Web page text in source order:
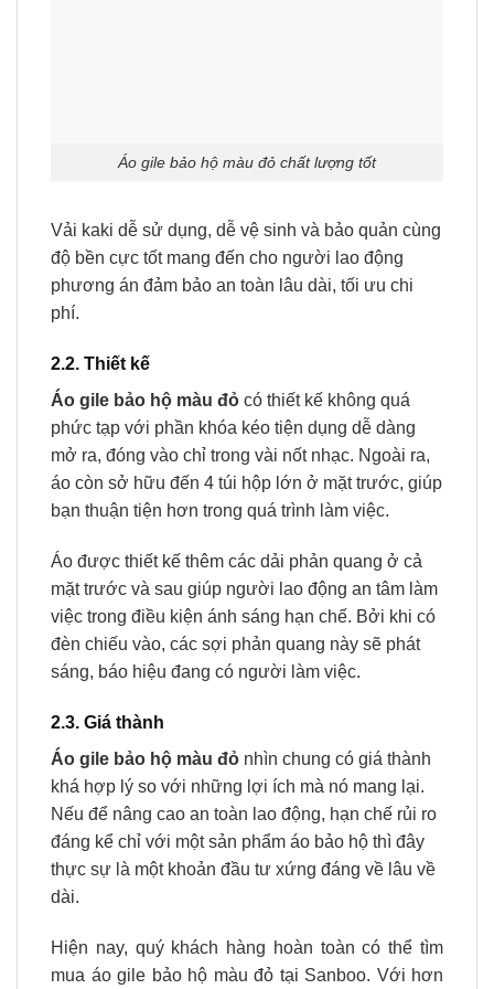
Áo gile bảo hộ màu đỏ chất lượng tốt
Vải kaki dễ sử dụng, dễ vệ sinh và bảo quản cùng
độ bền cực tốt mang đến cho người lao động
phương án đảm bảo an toàn lâu dài, tối ưu chi
phí.
2.2. Thiết kế
Áo gile bảo hộ màu đỏ có thiết kế không quá
phức tạp với phần khóa kéo tiện dụng dễ dàng
mở ra, đóng vào chỉ trong vài nốt nhạc. Ngoài ra,
áo còn sở hữu đến 4 túi hộp lớn ở mặt trước, giúp
bạn thuận tiện hơn trong quá trình làm việc.
Áo được thiết kế thêm các dải phản quang ở cả
mặt trước và sau giúp người lao động an tâm làm
việc trong điều kiện ánh sáng hạn chế. Bởi khi có
đèn chiếu vào, các sợi phản quang này sẽ phát
sáng, báo hiệu đang có người làm việc.
2.3. Giá thành
Áo gile bảo hộ màu đỏ nhìn chung có giá thành
khá hợp lý so với những lợi ích mà nó mang lại.
Nếu để nâng cao an toàn lao động, hạn chế rủi ro
đáng kể chỉ với một sản phẩm áo bảo hộ thì đây
thực sự là một khoản đầu tư xứng đáng về lâu về
dài.
Hiện nay, quý khách hàng hoàn toàn có thể tìm
mua áo gile bảo hộ màu đỏ tại Sanboo. Với hơn